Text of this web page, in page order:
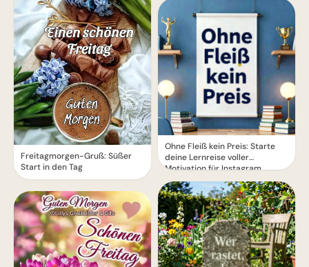
Freitagmorgen-Gruß: Süßer
Start in den Tag
Ohne Fleiß kein Preis: Starte
deine Lernreise voller
Motivation für Instagram